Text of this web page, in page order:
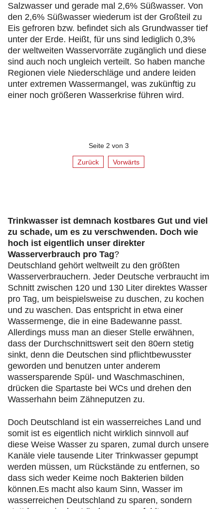
Salzwasser und gerade mal 2,6% Süßwasser. Von
den 2,6% Süßwasser wiederum ist der Großteil zu
Eis gefroren bzw. befindet sich als Grundwasser tief
unter der Erde. Heißt, für uns sind lediglich 0,3%
der weltweiten Wasservorräte zugänglich und diese
sind auch noch ungleich verteilt. So haben manche
Regionen viele Niederschläge und andere leiden
unter extremen Wassermangel, was zukünftig zu
einer noch größeren Wasserkrise führen wird.
Seite 2 von 3
Zurück Vorwärts
Trinkwasser ist demnach kostbares Gut und viel
zu schade, um es zu verschwenden. Doch wie
hoch ist eigentlich unser direkter
Wasserverbrauch pro Tag?
Deutschland gehört weltweilt zu den größten
Wasserverbrauchern. Jeder Deutsche verbraucht im
Schnitt zwischen 120 und 130 Liter direktes Wasser
pro Tag, um beispielsweise zu duschen, zu kochen
und zu waschen. Das entspricht in etwa einer
Wassermenge, die in eine Badewanne passt.
Allerdings muss man an dieser Stelle erwähnen,
dass der Durchschnittswert seit den 80ern stetig
sinkt, denn die Deutschen sind pflichtbewusster
geworden und benutzen unter anderem
wassersparende Spül- und Waschmaschinen,
drücken die Spartaste bei WCs und drehen den
Wasserhahn beim Zähneputzen zu.
Doch Deutschland ist ein wasserreiches Land und
somit ist es eigentlich nicht wirklich sinnvoll auf
diese Weise Wasser zu sparen, zumal durch unsere
Kanäle viele tausende Liter Trinkwasser gepumpt
werden müssen, um Rückstände zu entfernen, so
dass sich weder Keime noch Bakterien bilden
können.Es macht also kaum Sinn, Wasser im
wasserreichen Deutschland zu sparen, sondern